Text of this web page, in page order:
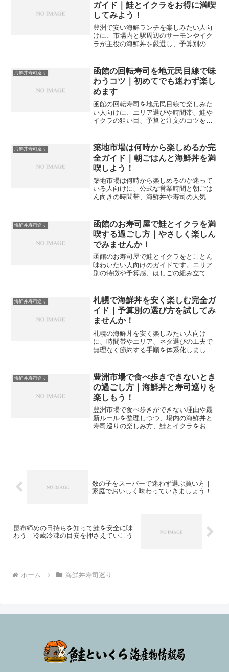
ガイド｜鮭とイクラをお得に満喫
してみよう！
豊洲で安い海鮮ランチを楽しみたい人向
けに、市場内と駅周辺のサーモンやイク
ラが主役の海鮮丼を厳選し、予算別の選
ト、家族連れのシーン別におすすめの楽
しみ方も解説し、混雑日でも迷わず選べ
ます。
海鮮丼寿司巡り
函館の回転寿司を地元民目線で味
わうコツ｜初めてでも迷わず楽し
めます
函館の回転寿司を地元民目線で楽しみた
い人向けに、エリア選びや時間帯、鮭や
イクラの狙い目、予算と注文のコツを解
一皿を選べるようになります。家族旅行
や一人旅の計画にも役立つ内容です。
海鮮丼寿司巡り
築地市場は何時から楽しめるか完
全ガイド｜朝ごはんと海鮮丼を満
喫しよう！
築地市場は何時から楽しめるのか迷って
いる人向けに、公式な営業時間と朝ごは
ん向きの時間帯、海鮮丼や寿司の人気店
立てやすくします。
海鮮丼寿司巡り
函館のお寿司屋で鮭とイクラを満
喫する過ごし方｜やさしく楽しん
でみませんか！
函館のお寿司屋で鮭とイクラをとことん
味わいたい人向けのガイドです。エリア
別の特徴や予算感、はしごの組み立て
紹介します。
海鮮丼寿司巡り
札幌で海鮮丼を安く楽しむ完全ガ
イド｜予算別の選び方を試してみ
ませんか！
札幌の海鮮丼を安く楽しみたい人向け
に、時間帯やエリア、ネタ選びの工夫で
無理なく節約する手順を体系化しまし
ルを提案します。
海鮮丼寿司巡り
豊洲市場で食べ歩きできないとき
の過ごし方｜海鮮丼と寿司巡りを
楽しもう！
豊洲市場で食べ歩きができない理由や最
新ルールを整理しつつ、場内の海鮮丼と
寿司巡りの楽しみ方、鮭とイクラをおい
数の子をスーパーで迷わず選ぶ買い方｜
家庭でおいしく味わっていきましょう！
昆布締めの日持ちを知って鮭を安全に味
わう｜冷蔵冷凍の目安を押さえていこう
ホーム 海鮮丼寿司巡り